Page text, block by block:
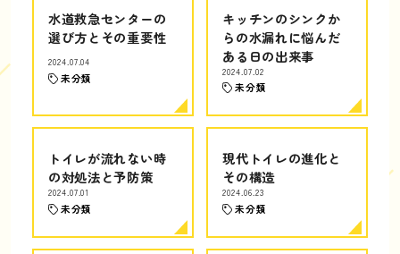
水道救急センターの
選び方とその重要性
2024.07.04
未分類
キッチンのシンクか
らの水漏れに悩んだ
ある日の出来事
2024.07.02
未分類
トイレが流れない時
の対処法と予防策
2024.07.01
未分類
現代トイレの進化と
その構造
2024.06.23
未分類